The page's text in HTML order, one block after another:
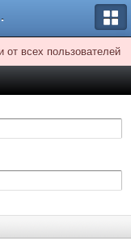
от всех пользователей